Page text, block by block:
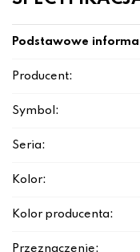
Podstawowe
Producent:
Symbol:
Seria:
Kolor:
Kolor producenta:
Przeznaczenie: